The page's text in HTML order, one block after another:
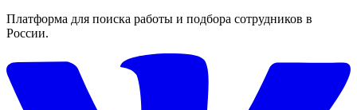
Платформа для поиска работы и подбора сотрудников в
России.